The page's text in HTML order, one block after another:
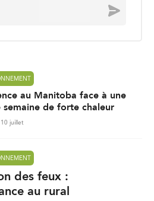
Envoyer
au Manitoba face à une
semaine de forte chaleur
10 juillet
des feux :
au rural